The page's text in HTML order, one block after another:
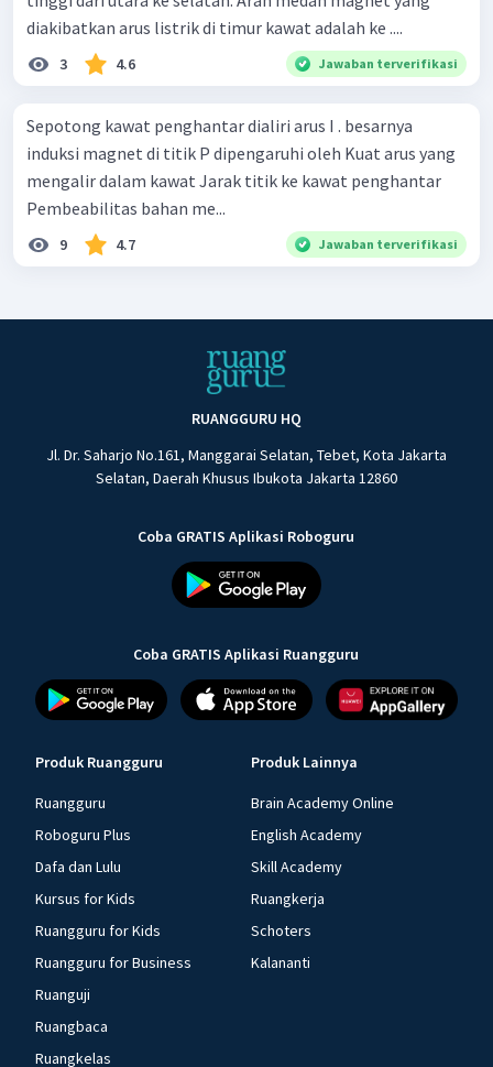
diakibatkan arus listrik di timur kawat adalah ke ....
3 4.6 Jawaban terverifikasi
Sepotong kawat penghantar dialiri arus I . besarnya
induksi magnet di titik P dipengaruhi oleh Kuat arus yang
mengalir dalam kawat Jarak titik ke kawat penghantar
Pembeabilitas bahan me...
9 4.7 Jawaban terverifikasi
RUANGGURU HQ
Jl. Dr. Saharjo No.161, Manggarai Selatan, Tebet, Kota Jakarta
Selatan, Daerah Khusus Ibukota Jakarta 12860
Coba GRATIS Aplikasi Roboguru
Coba GRATIS Aplikasi Ruangguru
Produk Ruangguru
Ruangguru
Roboguru Plus
Dafa dan Lulu
Kursus for Kids
Ruangguru for Kids
Ruangguru for Business
Ruanguji
Ruangbaca
Ruangkelas
Produk Lainnya
Brain Academy Online
English Academy
Skill Academy
Ruangkerja
Schoters
Kalananti